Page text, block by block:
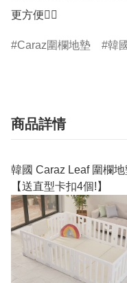
更方便👍🏻
Caraz圍欄地墊 韓
商品詳情
韓國 Caraz Leaf 圍欄
【送直型卡扣4個!】